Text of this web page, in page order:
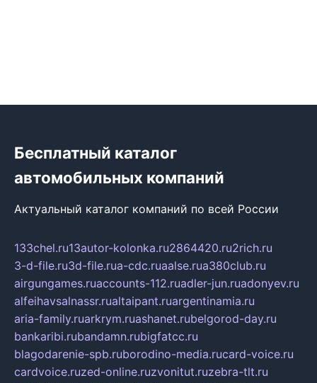
Бесплатный каталог
автомобильных компаний
Актуальный каталог компаний по всей России
133chel.ru13autor-kolonka.ru2864420.ru2rich.ru
3-d-file.ru3d-file.rua-cdc.ruaalse.rua380club.ru
airgungames.ruaccounts-112.ruadler-jun.ruadonyev.ru
alfeihavsalnassr.rualtaipant.ruargentinamia.ru
aria-family.ruarkrym.ruashanet.rubelgorod-day.ru
bankaribi.rubandamn.rubigfatcc.ru
blagodarenie-spb.ruborodino-media.rucard-voice.ru
cardvoice.ruzed-online.ruzvonitut.ruzebra-tlt.ru